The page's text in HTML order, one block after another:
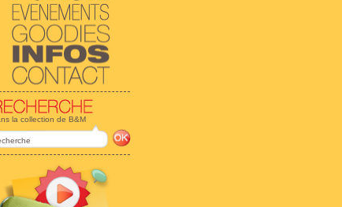
la collection de B&M